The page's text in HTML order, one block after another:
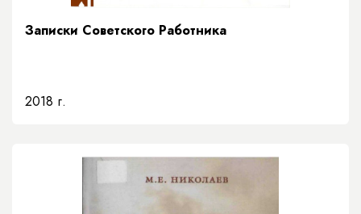
Записки Советского Работника
2018 г.